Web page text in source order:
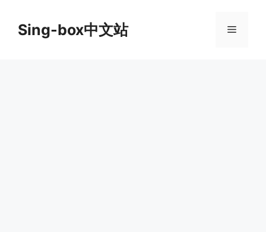
Sing-box中文站 菜